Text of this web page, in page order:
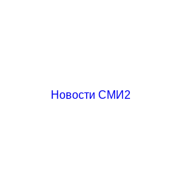
Новости СМИ2